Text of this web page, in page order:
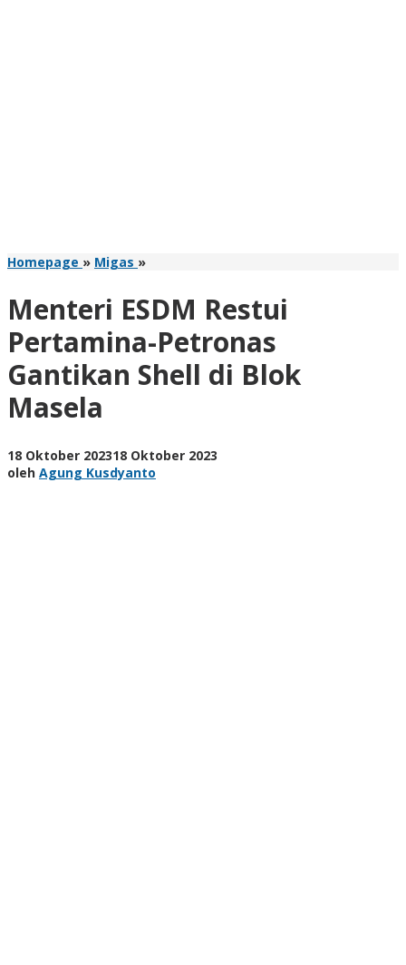
Homepage » Migas »Menteri
Restui
Pertamina-
Petronas
Gantikan
Shell
di
Menteri ESDM Restui
Pertamina-Petronas
Gantikan Shell di Blok
Masela
18 Oktober 202318 Oktober 2023
oleh Agung Kusdyanto